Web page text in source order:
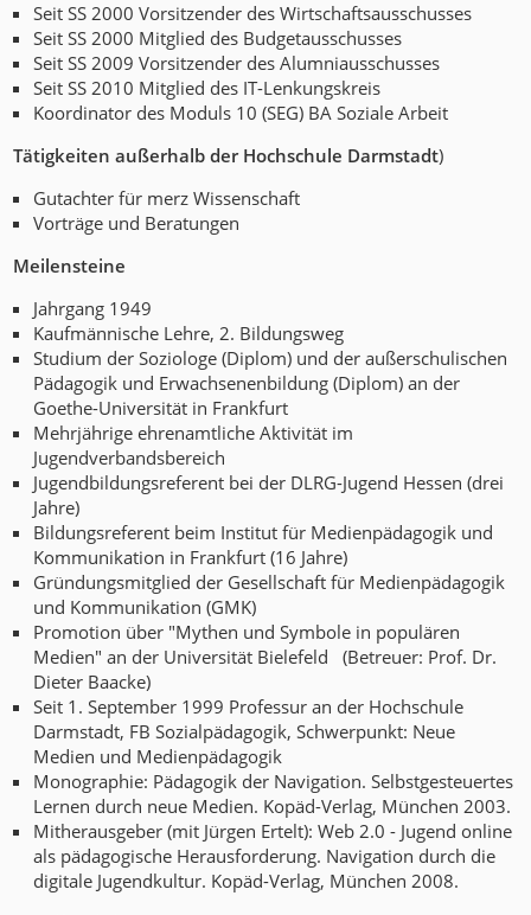
Seit SS 2000 Vorsitzender des Wirtschaftsausschusses
Seit SS 2000 Mitglied des Budgetausschusses
Seit SS 2009 Vorsitzender des Alumniausschusses
Seit SS 2010 Mitglied des IT-Lenkungskreis
Koordinator des Moduls 10 (SEG) BA Soziale Arbeit
Tätigkeiten außerhalb der Hochschule Darmstadt)
Gutachter für merz Wissenschaft
Vorträge und Beratungen
Meilensteine
Jahrgang 1949
Kaufmännische Lehre, 2. Bildungsweg
Studium der Soziologe (Diplom) und der außerschulischen
Pädagogik und Erwachsenenbildung (Diplom) an der
Goethe-Universität in Frankfurt
Mehrjährige ehrenamtliche Aktivität im
Jugendverbandsbereich
Jugendbildungsreferent bei der DLRG-Jugend Hessen (drei
Jahre)
Bildungsreferent beim Institut für Medienpädagogik und
Kommunikation in Frankfurt (16 Jahre)
Gründungsmitglied der Gesellschaft für Medienpädagogik
und Kommunikation (GMK)
Promotion über "Mythen und Symbole in populären
Medien" an der Universität Bielefeld (Betreuer: Prof. Dr.
Dieter Baacke)
Seit 1. September 1999 Professur an der Hochschule
Darmstadt, FB Sozialpädagogik, Schwerpunkt: Neue
Medien und Medienpädagogik
Monographie: Pädagogik der Navigation. Selbstgesteuertes
Lernen durch neue Medien. Kopäd-Verlag, München 2003.
Mitherausgeber (mit Jürgen Ertelt): Web 2.0 - Jugend online
als pädagogische Herausforderung. Navigation durch die
digitale Jugendkultur. Kopäd-Verlag, München 2008.